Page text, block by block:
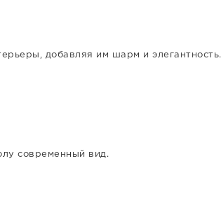
добавляя им шарм и элегантность.
современный вид.